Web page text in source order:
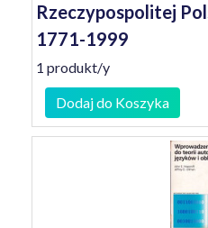
Rzeczypospolitej
1771-1999
1 produkt/y
Dodaj do Koszyka